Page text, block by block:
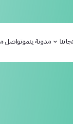
مدونة ينموتواصل